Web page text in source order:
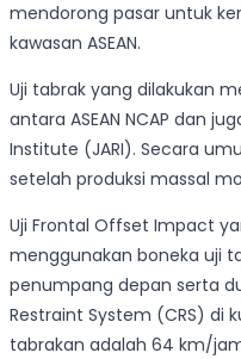
mendorong pasar untuk
kawasan ASEAN.
Uji tabrak yang dilakukan
antara ASEAN NCAP dan
Institute (JARI). Secara
setelah produksi massal
Uji Frontal Offset Impact
menggunakan boneka uji
penumpang depan serta
Restraint System (CRS) di
tabrakan adalah 64 km/